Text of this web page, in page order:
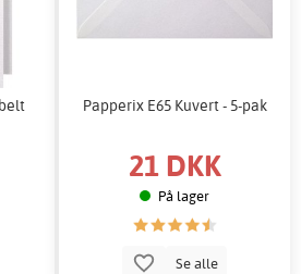
Papperix E65 Kuvert - 5-pak
21 DKK
På lager
Se alle